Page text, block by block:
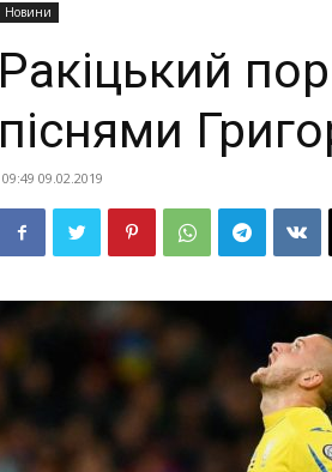
Новини
Ракіцький
піснями
09:49 09.02.2019